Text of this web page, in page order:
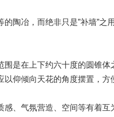
陶冶，而绝非只是”补墙”
是在上下约六十度的圆锥
仰倾向天花的角度摆置，方
、气氛营造、空间等有着